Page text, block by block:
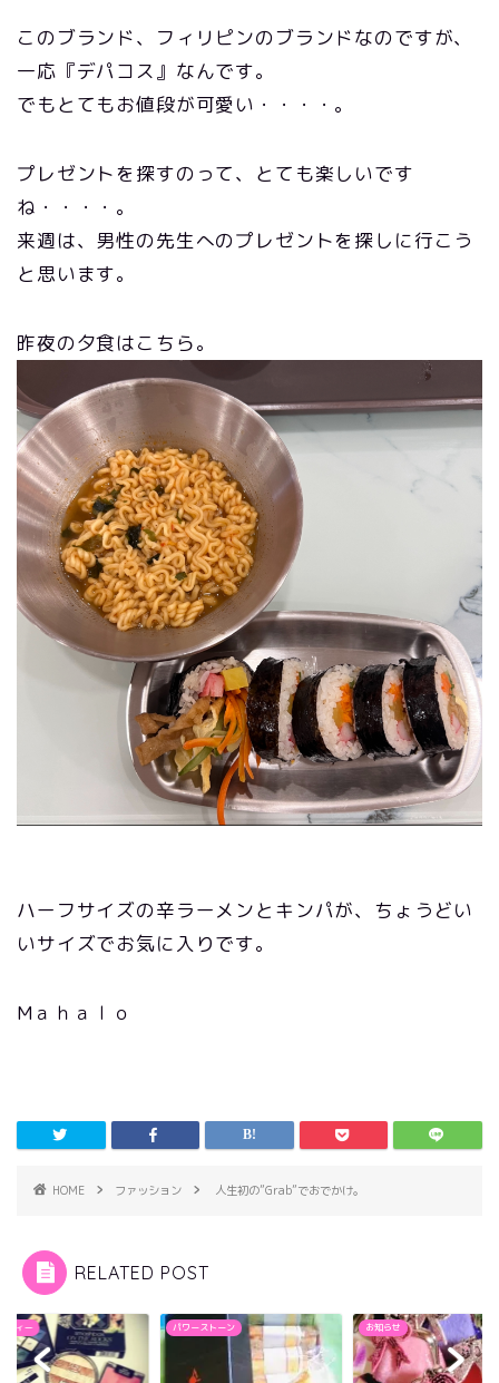
このブランド、フィリピンのブランドなのですが、
一応『デパコス』なんです。
でもとてもお値段が可愛い・・・・。
プレゼントを探すのって、とても楽しいです
ね・・・・。
来週は、男性の先生へのプレゼントを探しに行こう
と思います。
昨夜の夕食はこちら。
ハーフサイズの辛ラーメンとキンパが、ちょうどい
いサイズでお気に入りです。
Mａｈａｌｏ
HOME ファッション 人生初の”Grab”でおでかけ。
RELATED POST
ティー パワーストーン お知らせ